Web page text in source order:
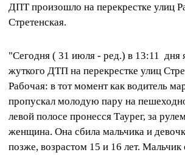
ДПТ произошло на перекрестке улиц
Стретенская.
"Сегодня ( 31 июля - ред.) в 13:11 дня
жуткого ДТП на перекрестке улиц
Рабочая: в тот момент как водитель
пропускал молодую пару на
левой полосе пронесся Таурег, за
женщина. Она сбила мальчика и
позже, возрастом 15 и 16 лет. Мальчик